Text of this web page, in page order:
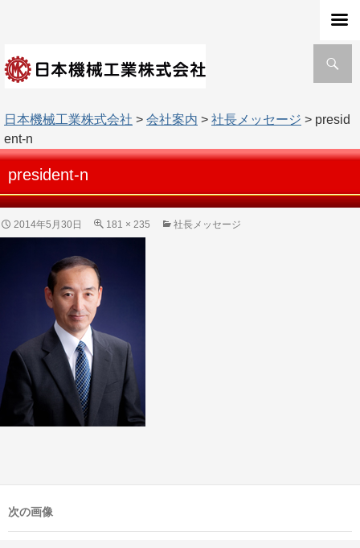
索
日本機械工業株式会社 > 会社案内 > 社長メッセージ > presid
ent-n
president-n
2014年5月30日 181 × 235 社長メッセージ
次の画像